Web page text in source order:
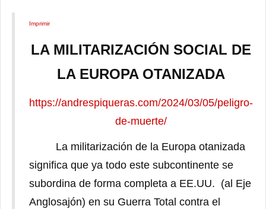
Imprimir
LA MILITARIZACIÓN SOCIAL DE
LA EUROPA OTANIZADA
https://andrespiqueras.com/2024/03/05/peligro-
de-muerte/
La militarización de la Europa otanizada
significa que ya todo este subcontinente se
subordina de forma completa a EE.UU. (al Eje
Anglosajón) en su Guerra Total contra el